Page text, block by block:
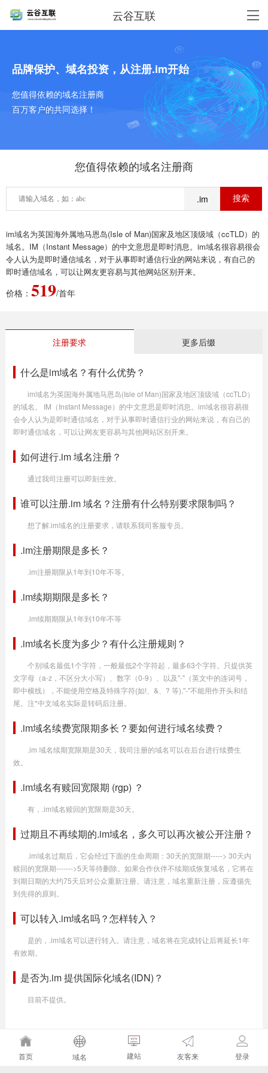
云谷互联
品牌保护、域名投资，从注册.im开始
您值得依赖的域名注册商
百万客户的共同选择！
您值得依赖的域名注册商
.im
im域名为英国海外属地马恩岛(Isle of Man)国家及地区顶级域（ccTLD）的
域名。IM（Instant Message）的中文意思是即时消息。im域名很容易很会
令人认为是即时通信域名，对于从事即时通信行业的网站来说，有自己的
即时通信域名，可以让网友更容易与其他网站区别开来。
价格： 519/首年
注册要求 更多后缀
什么是im域名？有什么优势？
im域名为英国海外属地马恩岛(Isle of Man)国家及地区顶级域（ccTLD）
的域名。 IM（Instant Message）的中文意思是即时消息。im域名很容易很
会令人认为是即时通信域名，对于从事即时通信行业的网站来说，有自己的
即时通信域名，可以让网友更容易与其他网站区别开来。
如何进行.im 域名注册？
通过我司注册可以即刻生效。
谁可以注册.im 域名？注册有什么特别要求限制吗？
想了解.im域名的注册要求，请联系我司客服专员。
.im注册期限是多长？
.im注册期限从1年到10年不等。
.im续期期限是多长？
.im续期期限从1年到10年不等
.im域名长度为多少？有什么注册规则？
个别域名最低1个字符，一般最低2个字符起，最多63个字符。只提供英
文字母（a-z，不区分大小写）、数字（0-9）、以及"-"（英文中的连词号，
即中横线），不能使用空格及特殊字符(如!、&、? 等),"-"不能用作开头和结
尾。注*中文域名实际是转码后注册。
.im域名续费宽限期多长？要如何进行域名续费？
.im 域名续期宽限期是30天，我司注册的域名可以在后台进行续费生
效。
.im域名有赎回宽限期 (rgp) ？
有，.im域名赎回的宽限期是30天。
过期且不再续期的.im域名，多久可以再次被公开注册？
.im域名过期后，它会经过下面的生命周期：30天的宽限期-----> 30天内
赎回的宽限期------->5天等待删除。如果合作伙伴不续期或恢复域名，它将在
到期日期的大约75天后对公众重新注册。请注意，域名重新注册，应遵循先
到先得的原则。
可以转入.im域名吗？怎样转入？
是的，.im域名可以进行转入。请注意，域名将在完成转让后将延长1年
有效期。
是否为.im 提供国际化域名(IDN)？
目前不提供。
首页 域名 建站 友客来 登录